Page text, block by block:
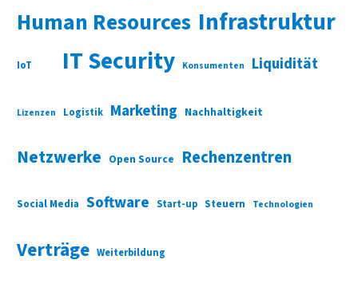
Human Resources Infrastruktur
IoT IT Security Konsumenten Liquidität
Lizenzen Logistik Marketing Nachhaltigkeit
Netzwerke Open Source Rechenzentren
Social Media Software Start-up Steuern Technologien
Verträge Weiterbildung